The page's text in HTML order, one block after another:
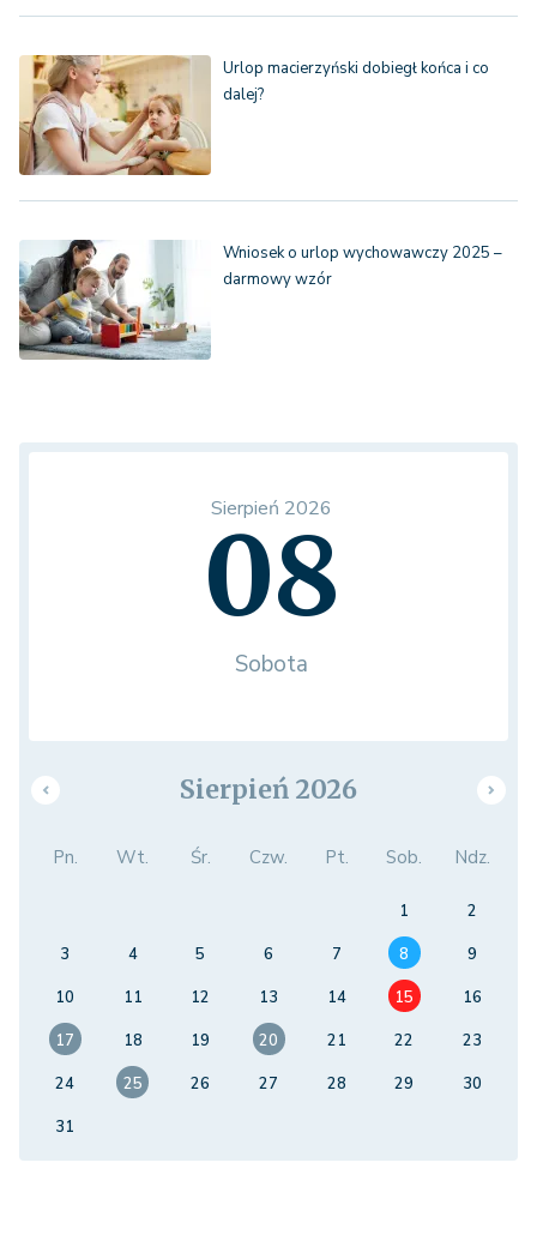
Urlop macierzyński dobiegł końca i co
dalej?
Wniosek o urlop wychowawczy 2025 –
darmowy wzór
Sierpień 2026
08
Sobota
Sierpień 2026
Pn. Wt. Śr. Czw. Pt. Sob. Ndz.
1
2
3
4 5 6 7 8
9
10
11 12 13 14 15
16
17
18 19 20 21 22
23
24
25 26 27 28 29
30
31